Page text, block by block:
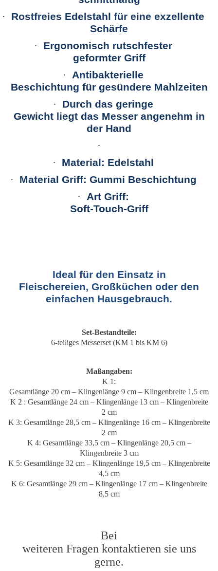
·
Rostfreies Edelstahl für eine exzellente
Schärfe
·
Ergonomisch rutschfester
geformter Griff
· Antibakterielle
Beschichtung für gesündere Mahlzeiten
·
Durch das geringe
Gewicht liegt das Messer angenehm in
der Hand
·
·
Material: Edelstahl
·
Material Griff: Gummi Beschichtung
· Art Griff:
Soft-Touch-Griff
Ideal für den Einsatz in
Fleischereien, Großküchen oder den
einfachen Hausgebrauch.
Set-Bestandteile:
6-teiliges Messerset (KM 1 bis KM 6)
Maßangaben:
K 1:
Gesamtlänge 20 cm – Klingenlänge 9 cm – Klingenbreite 1,5 cm
K 2 : Gesamtlänge 24 cm – Klingenlänge 13 cm – Klingenbreite
2 cm
K 3: Gesamtlänge 28,5 cm – Klingenlänge 16 cm – Klingenbreite
2 cm
K 4: Gesamtlänge 33,5 cm – Klingenlänge 20,5 cm –
Klingenbreite 3 cm
K 5: Gesamtlänge 32 cm – Klingenlänge 19,5 cm – Klingenbreite
4,5 cm
K 6: Gesamtlänge 29 cm – Klingenlänge 17 cm – Klingenbreite
8,5 cm
Bei
weiteren Fragen kontaktieren sie uns
gerne.